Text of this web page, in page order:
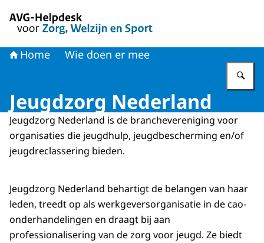
Home Wie doen er mee
Jeugdzorg Nederland
Jeugdzorg Nederland is de branchevereniging voor
organisaties die jeugdhulp, jeugdbescherming en/of
jeugdreclassering bieden.
Jeugdzorg Nederland behartigt de belangen van haar
leden, treedt op als werkgeversorganisatie in de cao-
onderhandelingen en draagt bij aan
professionalisering van de zorg voor jeugd. Ze biedt